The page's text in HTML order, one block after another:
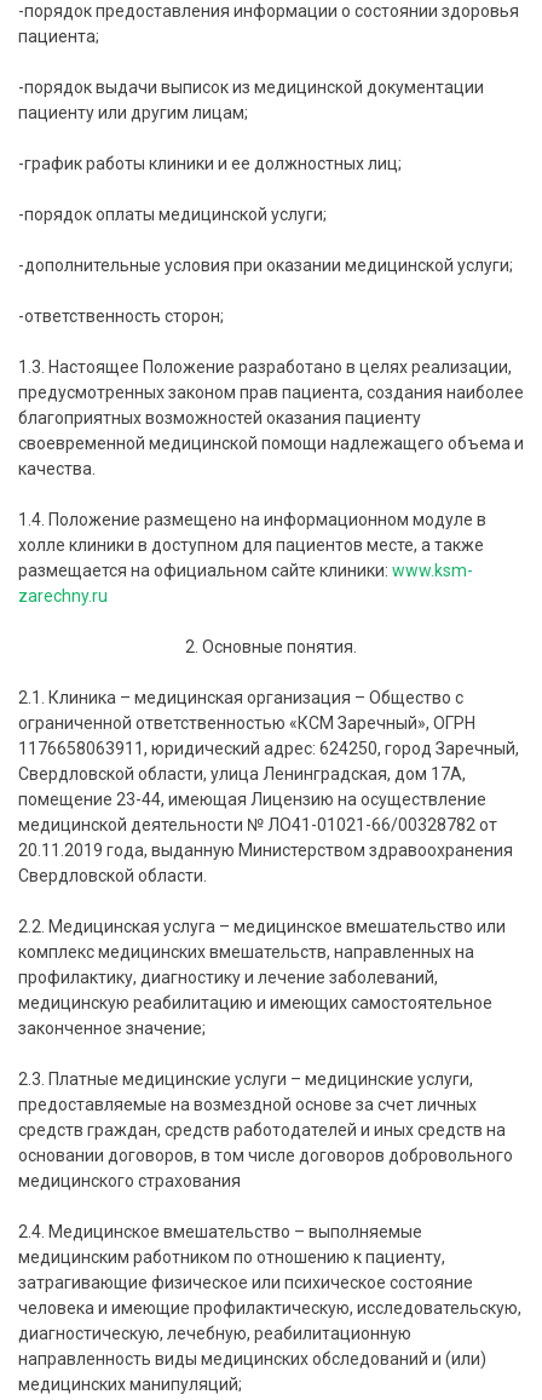
-порядок предоставления информации о состоянии здоровья
пациента;
-порядок выдачи выписок из медицинской документации
пациенту или другим лицам;
-график работы клиники и ее должностных лиц;
-порядок оплаты медицинской услуги;
-дополнительные условия при оказании медицинской услуги;
-ответственность сторон;
1.3. Настоящее Положение разработано в целях реализации,
предусмотренных законом прав пациента, создания наиболее
благоприятных возможностей оказания пациенту
своевременной медицинской помощи надлежащего объема и
качества.
1.4. Положение размещено на информационном модуле в
холле клиники в доступном для пациентов месте, а также
размещается на официальном сайте клиники: www.ksm-
zarechny.ru
2. Основные понятия.
2.1. Клиника – медицинская организация – Общество с
ограниченной ответственностью «КСМ Заречный», ОГРН
1176658063911, юридический адрес: 624250, город Заречный,
Свердловской области, улица Ленинградская, дом 17А,
помещение 23-44, имеющая Лицензию на осуществление
медицинской деятельности № ЛО41-01021-66/00328782 от
20.11.2019 года, выданную Министерством здравоохранения
Свердловской области.
2.2. Медицинская услуга – медицинское вмешательство или
комплекс медицинских вмешательств, направленных на
профилактику, диагностику и лечение заболеваний,
медицинскую реабилитацию и имеющих самостоятельное
законченное значение;
2.3. Платные медицинские услуги – медицинские услуги,
предоставляемые на возмездной основе за счет личных
средств граждан, средств работодателей и иных средств на
основании договоров, в том числе договоров добровольного
медицинского страхования
2.4. Медицинское вмешательство – выполняемые
медицинским работником по отношению к пациенту,
затрагивающие физическое или психическое состояние
человека и имеющие профилактическую, исследовательскую,
диагностическую, лечебную, реабилитационную
направленность виды медицинских обследований и (или)
медицинских манипуляций;